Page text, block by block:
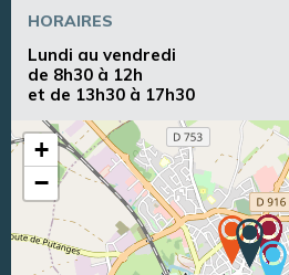
HORAIRES
Lundi au vendredi
de 8h30 à 12h
et de 13h30 à 17h30
+
−